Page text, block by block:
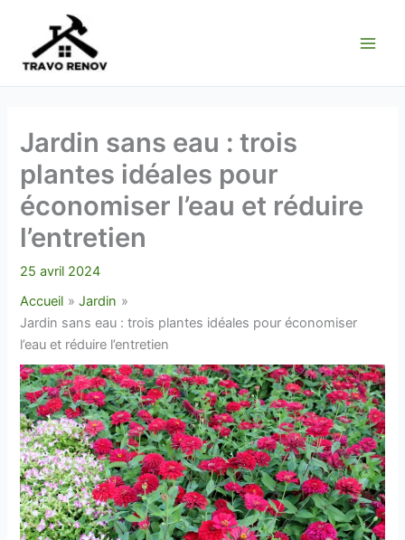
contenu
Jardin sans eau : trois
plantes idéales pour
économiser l’eau et réduire
l’entretien
25 avril 2024
Accueil
Jardin
Jardin sans eau : trois plantes idéales pour économiser
l’eau et réduire l’entretien